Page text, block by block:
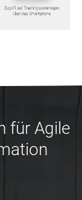
für Agile